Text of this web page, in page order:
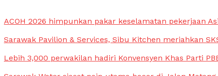
ACOH 2026 himpunkan pakar keselamatan pekerjaan
Sarawak Pavilion & Services, Sibu Kitchen meriahkan
Lebih 3,000 perwakilan hadiri Konvensyen Khas Parti